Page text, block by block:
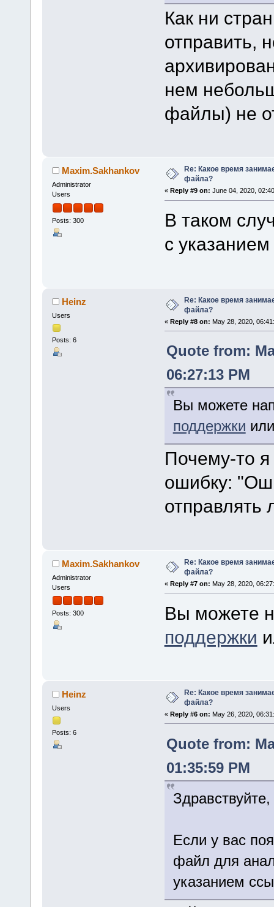
Как ни
отправить,
нем
файлы) не
Maxim.Sakhankov
Administrator
Users
Posts: 300
Re: Какое время
файла?
« Reply #9 on: June 04, 2020,
В таком
с указанием
Heinz
Users
Posts: 6
Re: Какое время
файла?
« Reply #8 on: May 28, 2020,
Quote from:
06:27:13 PM
Вы можете
поддержки
Почему-то
ошибку:
Maxim.Sakhankov
Administrator
Users
Posts: 300
Re: Какое время
файла?
« Reply #7 on: May 28, 2020,
Вы можете
поддержки
Heinz
Users
Posts: 6
Re: Какое время
файла?
« Reply #6 on: May 26, 2020,
Quote from:
01:35:59 PM
Здравствуйте,
Если у вас
файл для
указанием